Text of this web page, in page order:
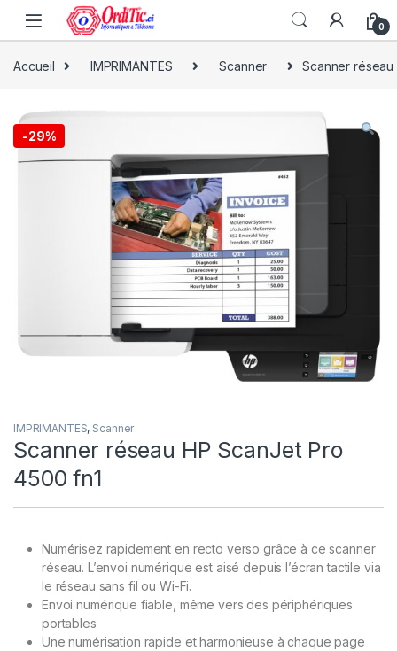
0
Accueil IMPRIMANTES Scanner Scanner réseau
-29%
IMPRIMANTES, Scanner
Scanner réseau HP ScanJet Pro
4500 fn1
Numérisez rapidement en recto verso grâce à ce scanner
réseau. L’envoi numérique est aisé depuis l’écran tactile via
le réseau sans fil ou Wi-Fi.
Envoi numérique fiable, même vers des périphériques
portables
Une numérisation rapide et harmonieuse à chaque page